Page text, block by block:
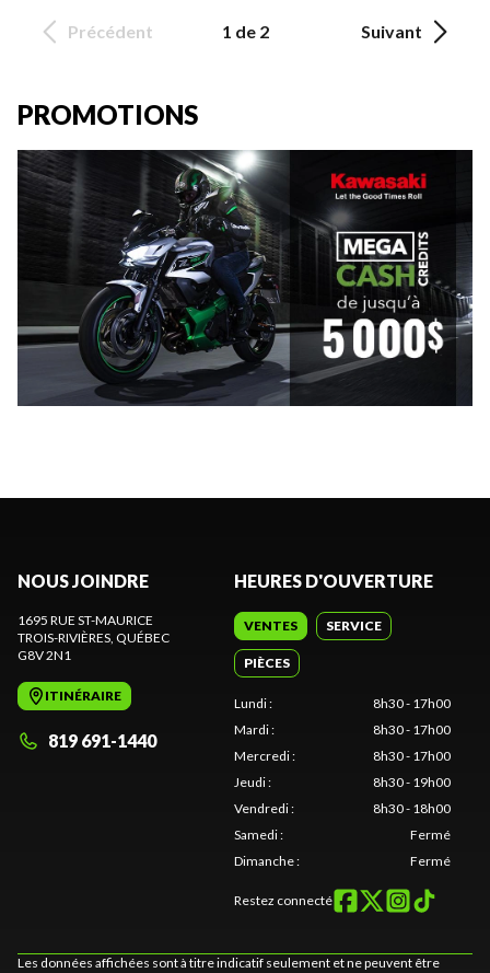
Précédent 1 de 2 Suivant
PROMOTIONS
NOUS JOINDRE
1695 RUE ST-MAURICE
TROIS-RIVIÈRES, QUÉBEC
G8V 2N1
ITINÉRAIRE
819 691-1440
HEURES D'OUVERTURE
VENTES SERVICE
PIÈCES
Lundi:
8h30 - 17h00
Mardi:
8h30 - 17h00
Mercredi:
8h30 - 17h00
Jeudi:
8h30 - 19h00
Vendredi:
8h30 - 18h00
Samedi:
Fermé
Dimanche: Fermé
Restez connecté
Les données affichées sont à titre indicatif seulement et ne peuvent être